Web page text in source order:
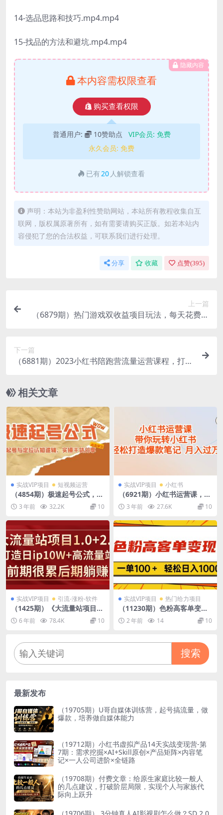
14-选品思路和技巧.mp4.mp4
15-找品的方法和避坑.mp4.mp4
隐藏内容
本内容需权限查看
购买查看权限
普通用户: 10赞助点 VIP会员: 免费
永久会员: 免费
已有 20 人解锁查看
声明：本站为非盈利性赞助网站，本站所有教程收集自互
联网，版权属原著所有，如有需要请购买正版。如若本站内
容侵犯了您的合法权益，可联系我们进行处理。
分享 收藏 点赞(395)
上一篇
（6879期）热门游戏双收益项目玩法，每天花费半
下一篇
（6881期）2023小红书陪跑营流量运营课程，打通
相关文章
实战VIP项目 短视频运营
（4854期）极速起号公式，个
人ip起号与定位认知逻辑，实
操干货分享(无中创水印)
3 年前 32.2K 10
实战VIP项目 小红书
（6921期）小红书运营课，带
你玩转小红书，轻松打造爆款
笔记 月入过万
3 年前 27.6K 10
实战VIP项目 引流-涨粉-软件
（1425期）《大流量站项目1.
0+2.0》打造日ip10W+高流量
站，前期很累后期躺赚
6 年前 78.4K 10
实战VIP项目 热门给力项目
（11230期）色粉高客单变
现，一单100＋ 轻松日入100
0,vx加到频繁
2 年前 14 10
搜索
最新发布
（19705期）U哥自媒体训练营，起号搞流量，做
爆款，培养做自媒体能力
（19712期）小红书虚拟产品14天实战变现营-第
7期：需求挖掘×AI+Skill原创×产品矩阵×内容笔
记×一人公司进阶×全链路
（19708期）付费文章：给原生家庭比较一般人
的几点建议，打破阶层局限，实现个人与家族代
际向上跃升